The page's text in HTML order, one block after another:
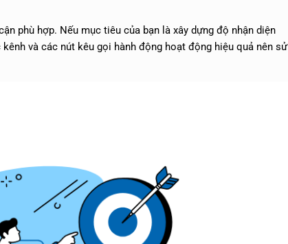
phù hợp. Nếu mục tiêu của bạn là xây dựng độ nhận diện
và các nút kêu gọi hành động hoạt động hiệu quả nên sử